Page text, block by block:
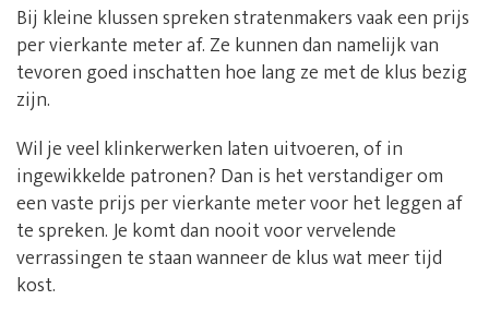
Bij kleine klussen spreken stratenmakers vaak een prijs
per vierkante meter af. Ze kunnen dan namelijk van
tevoren goed inschatten hoe lang ze met de klus bezig
zijn.
Wil je veel klinkerwerken laten uitvoeren, of in
ingewikkelde patronen? Dan is het verstandiger om
een vaste prijs per vierkante meter voor het leggen af
te spreken. Je komt dan nooit voor vervelende
verrassingen te staan wanneer de klus wat meer tijd
kost.